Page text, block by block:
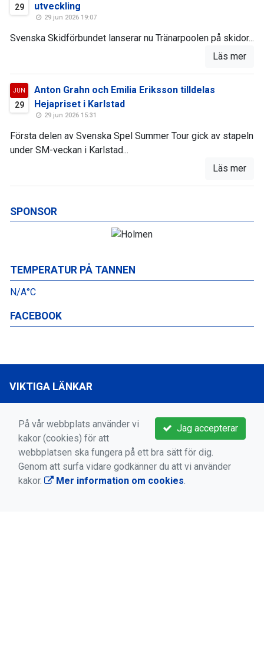
SPONSOR
TEMPERATUR PÅ TANNEN
N/A°C
FACEBOOK
29
utveckling
29 jun 2026 19:07
Svenska Skidförbundet lanserar nu Tränarpoolen på skidor...
Läs mer
JUN
29
Anton Grahn och Emilia Eriksson tilldelas
Hejapriset i Karlstad
29 jun 2026 15:31
Första delen av Svenska Spel Summer Tour gick av stapeln
under SM-veckan i Karlstad...
Läs mer
VIKTIGA LÄNKAR
Kontakta oss
Medlems -och användarvillkor
Bokningsvillkor
Jag accepterar
På vår webbplats använder vi
kakor (cookies) för att
webbplatsen ska fungera på ett bra sätt för dig.
Genom att surfa vidare godkänner du att vi använder
kakor.
Mer information om cookies.